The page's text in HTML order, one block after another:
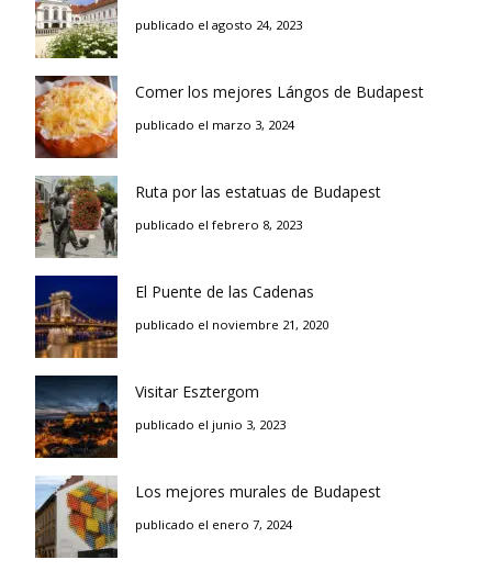
publicado el agosto 24, 2023
Comer los mejores Lángos de Budapest
publicado el marzo 3, 2024
Ruta por las estatuas de Budapest
publicado el febrero 8, 2023
El Puente de las Cadenas
publicado el noviembre 21, 2020
Visitar Esztergom
publicado el junio 3, 2023
Los mejores murales de Budapest
publicado el enero 7, 2024